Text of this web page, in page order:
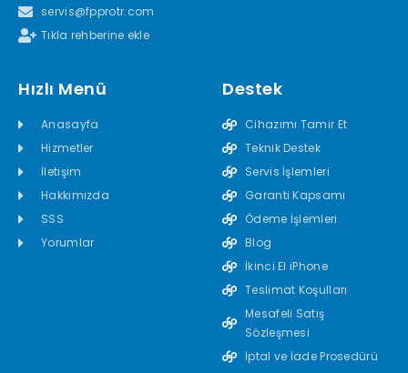
servis@fpprotr.com
Tıkla rehberine ekle
Hızlı Menü
Anasayfa
Hizmetler
İletişim
Hakkımızda
SSS
Yorumlar
Destek
Cihazımı Tamir Et
Teknik Destek
Servis İşlemleri
Garanti Kapsamı
Ödeme İşlemleri
Blog
İkinci El iPhone
Teslimat Koşulları
Mesafeli Satış
Sözleşmesi
İptal ve İade Prosedürü